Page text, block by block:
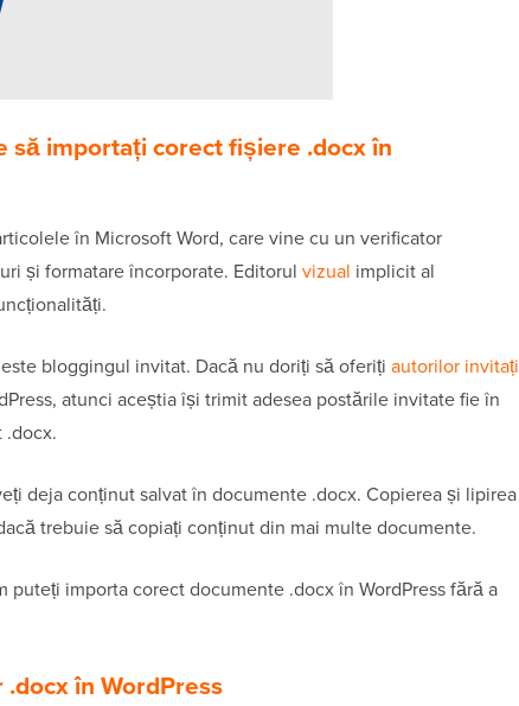
să importați corect fișiere .docx în
în Microsoft Word, care vine cu un verificator
și formatare încorporate. Editorul vizual implicit al
bloggingul invitat. Dacă nu doriți să oferiți autorilor invitați
atunci aceștia își trimit adesea postările invitate fie în
.docx.
deja conținut salvat în documente .docx. Copierea și lipirea
trebuie să copiați conținut din mai multe documente.
puteți importa corect documente .docx în WordPress fără a
în WordPress